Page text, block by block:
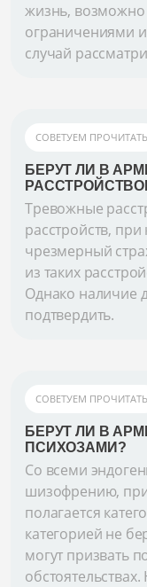
жизнь, возможно
ограничениями
случай
СОВЕТУЕМ ПРОЧИТАТЬ
БЕРУТ ЛИ В
Тревожные
расстройств,
чрезмерный
из таких
Однако наличие
подтвердить.
СОВЕТУЕМ ПРОЧИТАТЬ
БЕРУТ ЛИ В
ПСИХОЗАМИ?
Со всеми
шизофрению,
полагается
категорией не
могут призвать